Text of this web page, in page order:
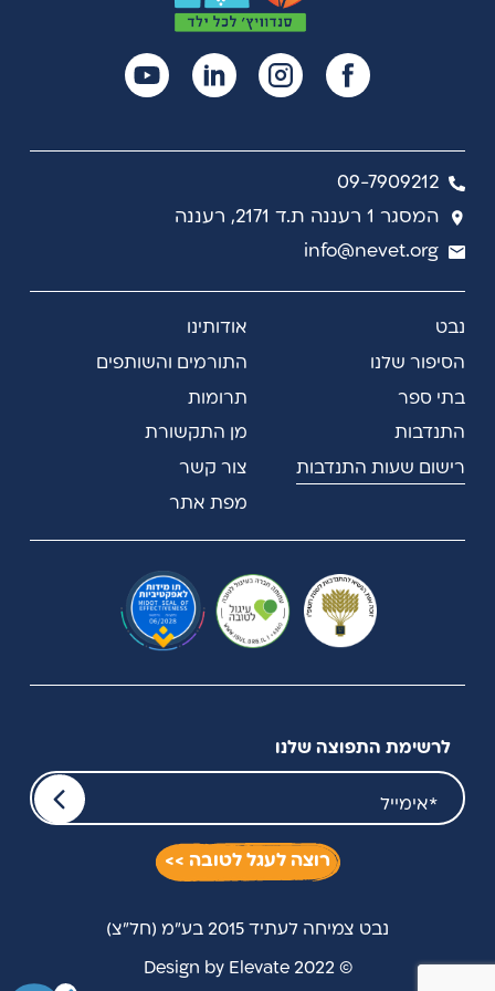
תרומה לעמותת נבט באמצעות הצוואה
היא אחת הדרכים להבטיח את עתידם של ילדי
ישראל הזקוקים לכך. בכוחה של תרומה לילדים
נזקקים לאפשר להם נקודת פתיחה טובה יותר
לפרטים נוספים אנא צרו קשר עם נציג נבט במייל
info@nevet.org או בטלפון 09-7909212
09-7909212
המסגר 1 רעננה ת.ד 2171, רעננה
info@nevet.org
נבט אודותינו
הסיפור שלנו התורמים והשותפים
בתי ספר תרומות
התנדבות מן התקשורת
רישום שעות התנדבות צור קשר
מפת אתר
לרשימת התפוצה שלנו
רוצה לעגל לטובה >>
נבט צמיחה לעתיד 2015 בע"מ (חל"צ)
© 2022 Design by Elevate